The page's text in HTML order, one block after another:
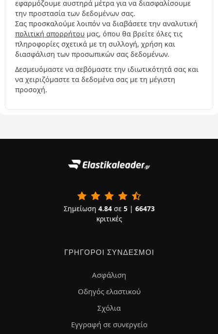
εφαρμόζουμε αυστηρά μέτρα για να διασφαλίσουμε
την προστασία των δεδομένων σας.
Σας προσκαλούμε λοιπόν να διαβάσετε την αναλυτική
πολιτική απορρήτου μας, όπου θα βρείτε όλες τις
πληροφορίες σχετικά με τη συλλογή, χρήση και
διασφάλιση των προσωπικών σας δεδομένων.
Δεσμευόμαστε να σεβόμαστε την ιδιωτικότητά σας και
να χειριζόμαστε τα δεδομένα σας με τη μέγιστη
προσοχή.
Σημείωση 4.84σε 5| 66473
κριτικές
ΓΡΉΓΟΡΟΙ ΣΎΝΔΕΣΜΟΙ
Ασφάλιση
Οδηγός ελαστικού
Σχόλια
Εγγραφή σε συνεργείο